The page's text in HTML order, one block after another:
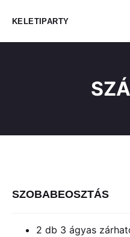
KELETIPARTY
SZOBABEOSZTÁS
2 db 3 ágyas